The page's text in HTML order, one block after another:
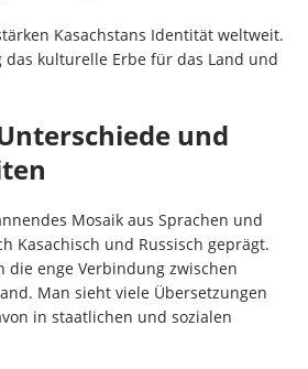
Kasachstans Identität weltweit.
das kulturelle Erbe für das Land und
und
Mosaik aus Sprachen und
Kasachisch und Russisch geprägt.
die enge Verbindung zwischen
Man sieht viele Übersetzungen
in staatlichen und sozialen